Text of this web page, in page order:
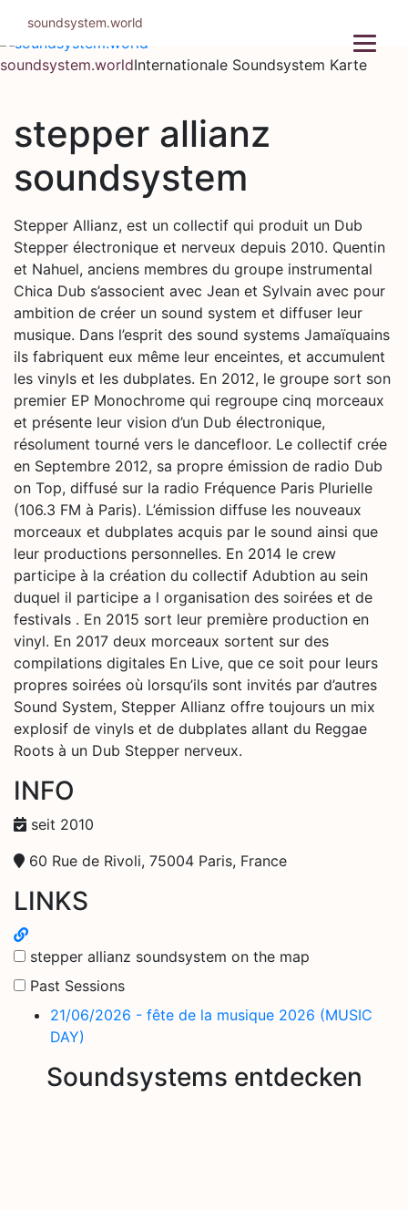
Inhalt
springen
soundsystem.worldInternationale Soundsystem Karte
stepper allianz
soundsystem
Stepper Allianz, est un collectif qui produit un Dub
Stepper électronique et nerveux depuis 2010. Quentin
et Nahuel, anciens membres du groupe instrumental
Chica Dub s’associent avec Jean et Sylvain avec pour
ambition de créer un sound system et diffuser leur
musique. Dans l’esprit des sound systems Jamaïquains
ils fabriquent eux même leur enceintes, et accumulent
les vinyls et les dubplates. En 2012, le groupe sort son
premier EP Monochrome qui regroupe cinq morceaux
et présente leur vision d’un Dub électronique,
résolument tourné vers le dancefloor. Le collectif crée
en Septembre 2012, sa propre émission de radio Dub
on Top, diffusé sur la radio Fréquence Paris Plurielle
(106.3 FM à Paris). L’émission diffuse les nouveaux
morceaux et dubplates acquis par le sound ainsi que
leur productions personnelles. En 2014 le crew
participe à la création du collectif Adubtion au sein
duquel il participe a l organisation des soirées et de
festivals . En 2015 sort leur première production en
vinyl. En 2017 deux morceaux sortent sur des
compilations digitales En Live, que ce soit pour leurs
propres soirées où lorsqu’ils sont invités par d’autres
Sound System, Stepper Allianz offre toujours un mix
explosif de vinyls et de dubplates allant du Reggae
Roots à un Dub Stepper nerveux.
INFO
seit 2010
60 Rue de Rivoli, 75004 Paris, France
LINKS
stepper allianz soundsystem on the map
Past Sessions
21/06/2026 - fête de la musique 2026 (MUSIC
DAY)
Soundsystems entdecken
soundsystem.world